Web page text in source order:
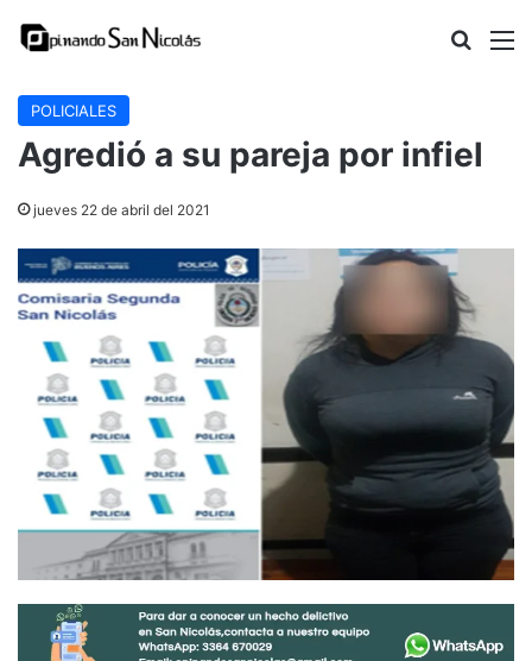
Buscar
POLICIALES
Agredió a su pareja por infiel
jueves 22 de abril del 2021